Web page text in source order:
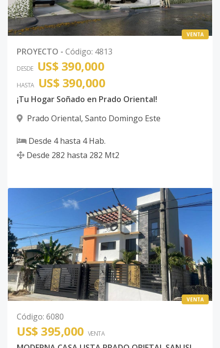
VENTA
PROYECTO - Código: 4813
DESDE US$ 390,000
HASTA US$ 390,000
¡Tu Hogar Soñado en Prado Oriental!
Prado Oriental, Santo Domingo Este
Desde 4 hasta 4Hab.
Desde 282 hasta 282 Mt2
VENTA
Código: 6080
US$ 395,000 VENTA